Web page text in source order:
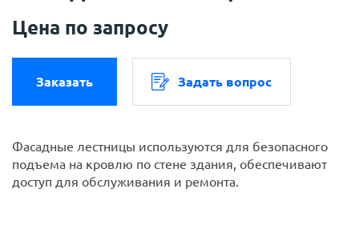
Цена по запросу
Заказать Задать вопрос
Фасадные лестницы используются для безопасного
подъема на кровлю по стене здания, обеспечивают
доступ для обслуживания и ремонта.